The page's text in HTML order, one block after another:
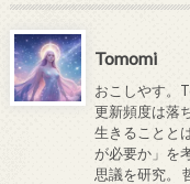
Tomomi
おこしやす。
更新頻度は落
生きることと
が必要か」を
思議を研究。